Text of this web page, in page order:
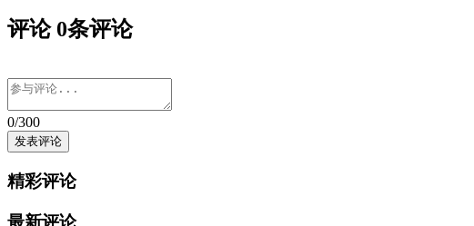
评论 0条评论
0/300
精彩评论
最新评论